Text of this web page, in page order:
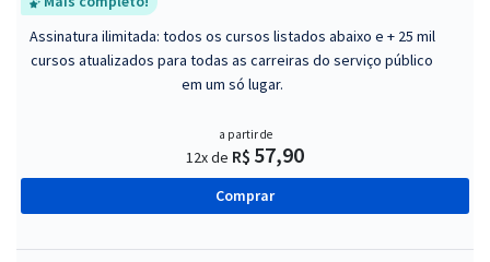
Assinatura ilimitada: todos os cursos listados abaixo e + 25 mil
cursos atualizados para todas as carreiras do serviço público
em um só lugar.
a partir de
12x de R$ 57,90
Comprar